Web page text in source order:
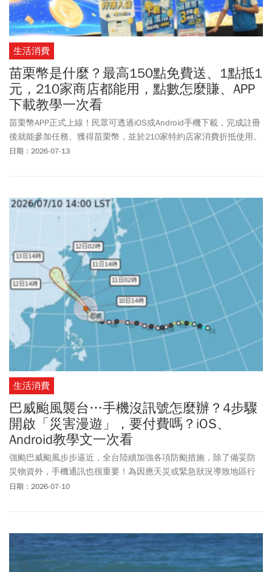
生活消費
苗栗幣是什麼？最高150點免費送、1點抵1
元，210家商店都能用，點數怎麼賺、APP
下載教學一次看
苗栗幣APP正式上線！民眾可透過iOS或Android手機下載，完成註冊
後就能參加任務、獲得苗栗幣，並於210家特約店家消費折抵使用。
苗栗幣怎麼賺？如何折抵消費？APP下載教學、首波註冊禮、挑戰任
日期：2026-07-13
生活消費
巴威颱風襲台…手機沒訊號怎麼辦？4步驟
開啟「災害漫遊」，要付費嗎？iOS、
Android教學文一次看
強颱巴威颱風步步逼近，全台陸續加強各項防颱措施，除了備妥防
災物資外，手機通訊也很重要！為因應天災或緊急狀況導致地區行
動通訊基地台受損，NCC協調電信業者建立「災害漫遊」機制，當
日期：2026-07-10